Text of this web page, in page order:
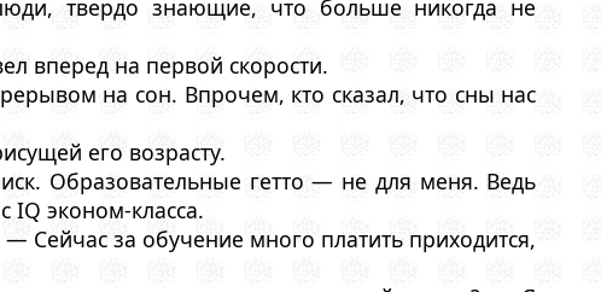
твердо знающие, что больше никогда не
вперед на первой скорости.
на сон. Впрочем, кто сказал, что сны нас
его возрасту.
Образовательные гетто — не для меня. Ведь
IQ эконом-класса.
Сейчас за обучение много платить приходится,